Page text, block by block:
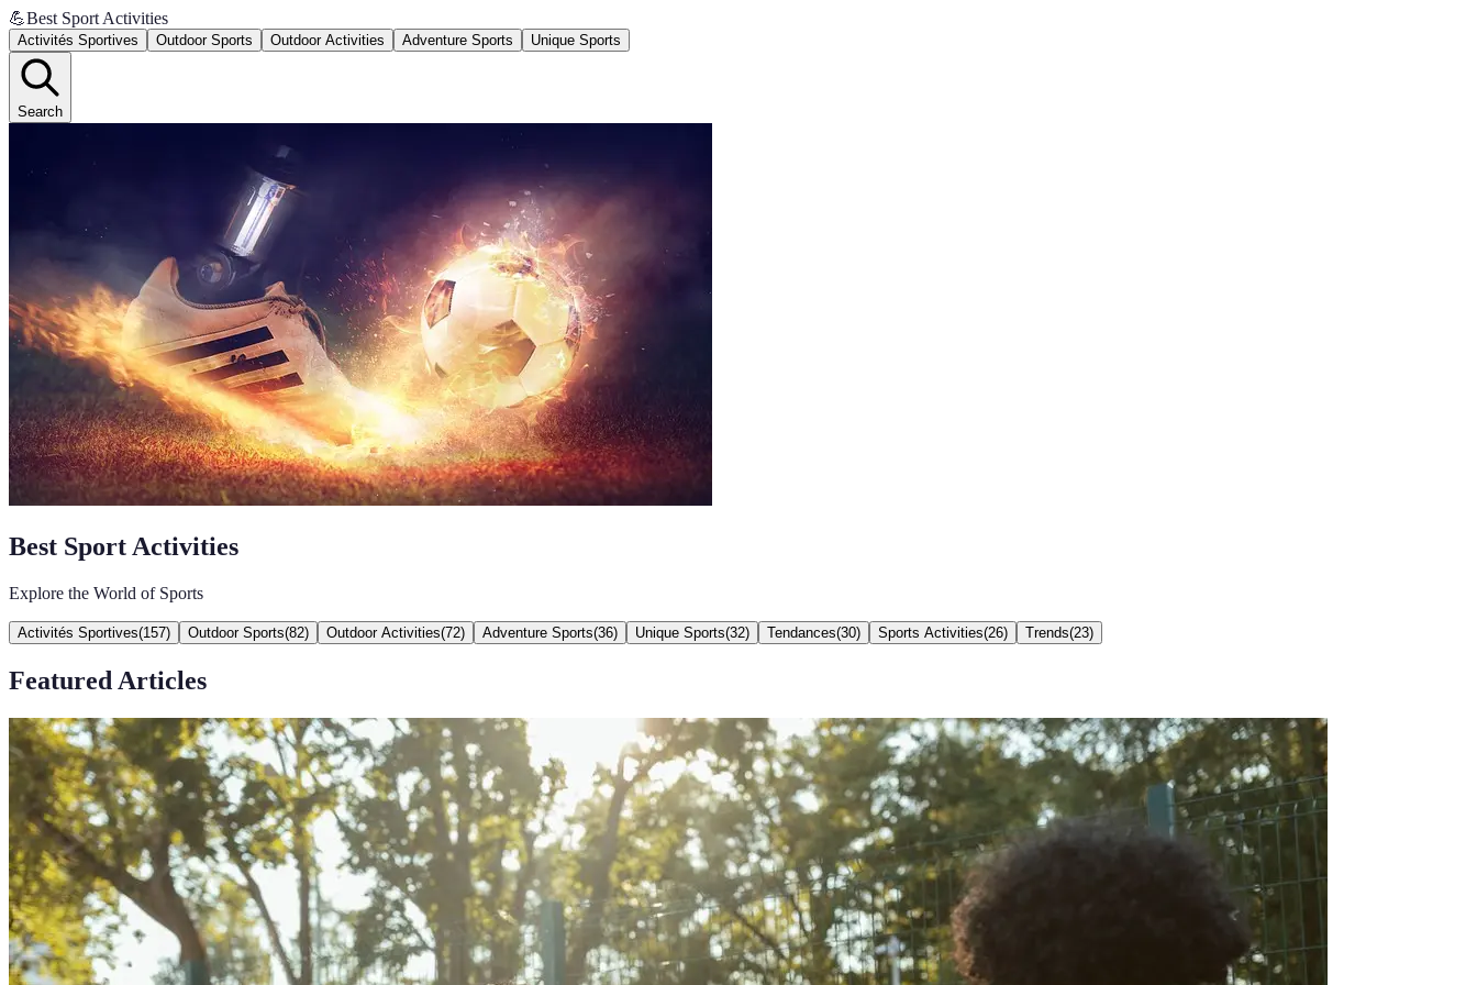
💪Best Sport Activities
Activités Sportives Outdoor Sports Outdoor Activities Adventure Sports Unique Sports
Search
Best Sport Activities
Explore the World of Sports
Activités Sportives(157) Outdoor Sports(82) Outdoor Activities(72) Adventure Sports(36) Unique Sports(32) Tendances(30) Sports Activities(26) Trends(23)
Featured Articles